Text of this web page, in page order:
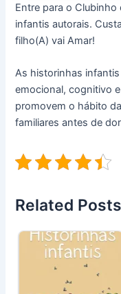
Entre para o
infantis autorais.
filho(A) vai Amar!
As historinhas
emocional, cognitivo
promovem o hábito
familiares antes de
Related